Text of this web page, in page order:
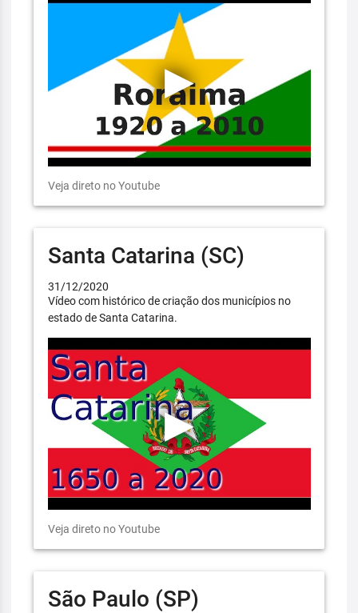
Veja direto no Youtube
Santa Catarina (SC)
31/12/2020
Vídeo com histórico de criação dos municípios no
estado de Santa Catarina.
Veja direto no Youtube
São Paulo (SP)